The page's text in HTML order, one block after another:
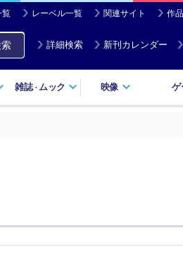
覧 レーベル一覧 関連サイト 作
詳細検索 新刊カレンダー
雑誌・ ムック 映像 ゲ